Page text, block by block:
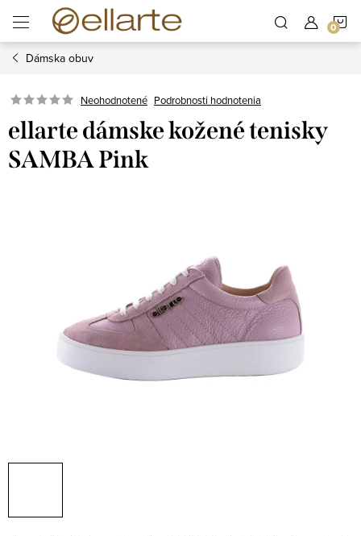
obsah
Dámska obuv
Neohodnotené Podrobnosti hodnotenia
ellarte dámske kožené tenisky
SAMBA Pink